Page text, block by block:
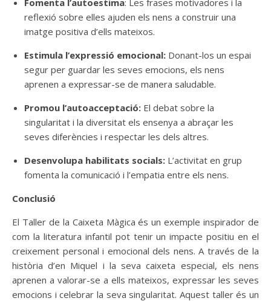
reflexió sobre elles ajuden els nens a construir una
imatge positiva d’ells mateixos.
Estimula l’expressió emocional: Donant-los un espai
segur per guardar les seves emocions, els nens
aprenen a expressar-se de manera saludable.
Promou l’autoacceptació: El debat sobre la
singularitat i la diversitat els ensenya a abraçar les
seves diferències i respectar les dels altres.
Desenvolupa habilitats socials: L’activitat en grup
fomenta la comunicació i l’empatia entre els nens.
Conclusió
El Taller de la Caixeta Màgica és un exemple inspirador de
com la literatura infantil pot tenir un impacte positiu en el
creixement personal i emocional dels nens. A través de la
història d’en Miquel i la seva caixeta especial, els nens
aprenen a valorar-se a ells mateixos, expressar les seves
emocions i celebrar la seva singularitat. Aquest taller és un